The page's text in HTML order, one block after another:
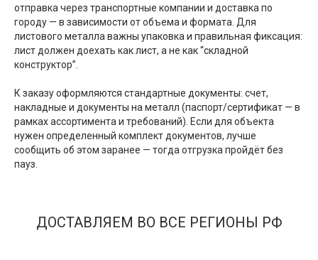
отправка через транспортные компании и доставка по
городу — в зависимости от объема и формата. Для
листового металла важны упаковка и правильная фиксация:
лист должен доехать как лист, а не как “складной
конструктор”.
К заказу оформляются стандартные документы: счет,
накладные и документы на металл (паспорт/сертификат — в
рамках ассортимента и требований). Если для объекта
нужен определенный комплект документов, лучше
сообщить об этом заранее — тогда отгрузка пройдёт без
пауз.
ДОСТАВЛЯЕМ ВО ВСЕ РЕГИОНЫ РФ